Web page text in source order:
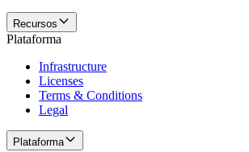
Recursos
Plataforma
Infrastructure
Licenses
Terms & Conditions
Legal
Plataforma